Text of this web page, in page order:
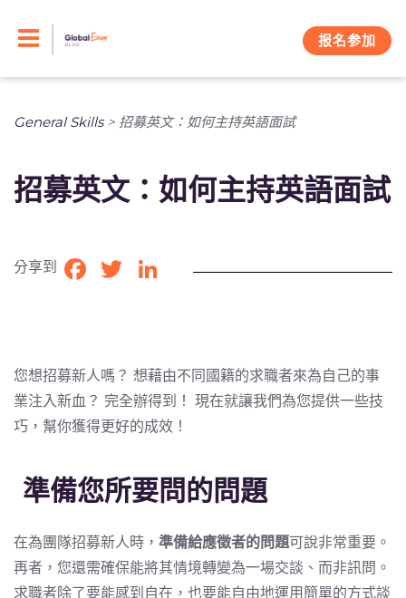
报名参加
General Skills> 招募英文：如何主持英語面試
招募英文：如何主持英語面試
分享到 Facebook
TwitterLinkedIn
您想招募新人嗎？ 想藉由不同國籍的求職者來為自己的事
業注入新血？ 完全辦得到！ 現在就讓我們為您提供一些技
巧，幫你獲得更好的成效！
準備您所要問的問題
在為團隊招募新人時， 準備給應徵者的問題可說非常重要。
再者，您還需確保能將其情境轉變為一場交談、而非訊問。
求職者除了要能感到自在，也要能自由地運用簡單的方式談